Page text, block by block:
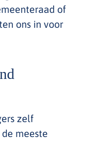
of
ons in voor
zelf
meeste